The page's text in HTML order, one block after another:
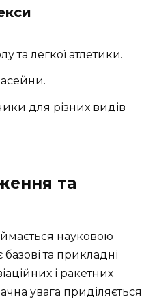
та легкої атлетики.
для різних видів
та
науковою
та прикладні
і ракетних
увага приділяється